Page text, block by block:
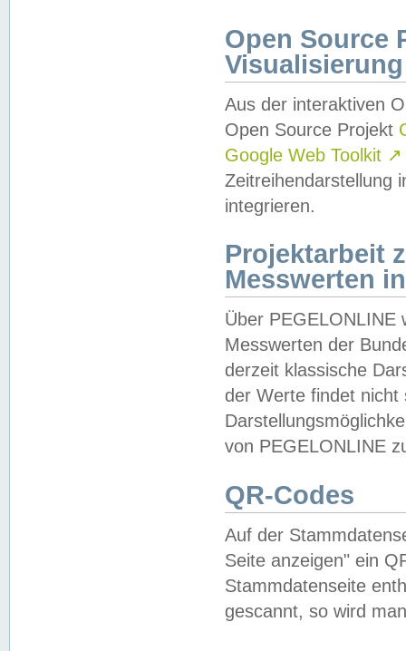
Open Source
Visualisierung
Aus der interaktiven
Open Source Projekt
Google Web Toolkit ↗
Zeitreihendarstellung
integrieren.
Projektarbeit
Messwerten
Über PEGELONLINE
Messwerten der
derzeit klassische
der Werte findet
von PEGELONLINE
QR-Codes
Auf der
Seite anzeigen" ein
Stammdatenseite
gescannt, so wird